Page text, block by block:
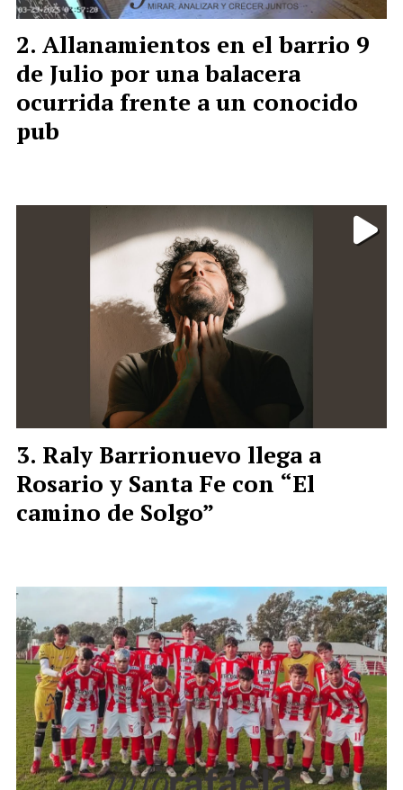
Allanamientos en el barrio 9
de Julio por una balacera
ocurrida frente a un conocido
pub
Raly Barrionuevo llega a
Rosario y Santa Fe con “El
camino de Solgo”